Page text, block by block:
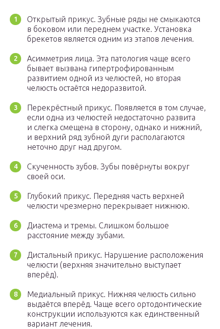
Открытый прикус. Зубные ряды не смыкаются
в боковом или переднем участке. Установка
брекетов является одним из этапов лечения.
Асимметрия лица. Эта патология чаще всего
бывает вызвана гипертрофированным
развитием одной из челюстей, но вторая
челюсть остаётся недоразвитой.
Перекрёстный прикус. Появляется в том случае,
если одна из челюстей недостаточно развита
и слегка смещена в сторону, однако и нижний,
и верхний ряд зубной дуги располагаются
неточно друг над другом.
Скученность зубов. Зубы повёрнуты вокруг
своей оси.
Глубокий прикус. Передняя часть верхней
челюсти чрезмерно перекрывает нижнюю.
Диастема и тремы. Слишком большое
расстояние между зубами.
Дистальный прикус. Нарушение расположения
челюсти (верхняя значительно выступает
вперёд).
Медиальный прикус. Нижняя челюсть сильно
выдаётся вперёд. Чаще всего ортодонтические
конструкции используются как единственный
вариант лечения.